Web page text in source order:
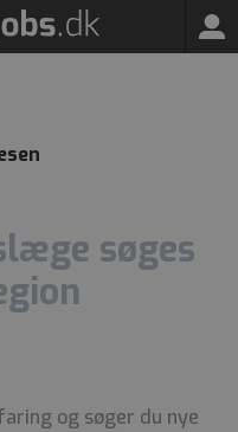
søges
og søger du nye